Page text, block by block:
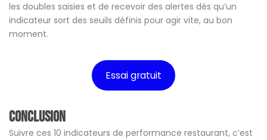
les doubles saisies et de recevoir des alertes dès qu’un
indicateur sort des seuils définis pour agir vite, au bon
moment.
Essai gratuit
Conclusion
Suivre ces 10 indicateurs de performance restaurant, c’est